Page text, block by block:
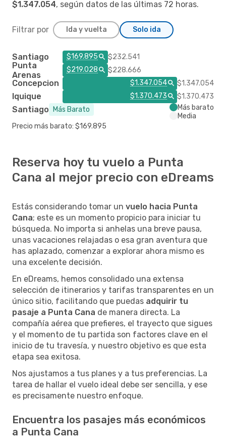
$1.347.054, según datos de las últimas 72 horas.
Filtrar por Ida y vuelta Solo ida
Santiago
Punta
Arenas
Concepcion
Iquique
$169.895
$232.541
$219.028
$228.666
$1.347.054
$1.347.054
$1.370.473
$1.370.473
Santiago
Más Barato
Precio más barato: $169.895
Más barato
Media
Reserva hoy tu vuelo a Punta
Cana al mejor precio con eDreams
Estás considerando tomar un vuelo hacia Punta
Cana; este es un momento propicio para iniciar tu
búsqueda. No importa si anhelas una breve pausa,
unas vacaciones relajadas o esa gran aventura que
has aplazado, comenzar a explorar ahora mismo es
una excelente decisión.
En eDreams, hemos consolidado una extensa
selección de itinerarios y tarifas transparentes en un
único sitio, facilitando que puedas adquirir tu
pasaje a Punta Cana de manera directa. La
compañía aérea que prefieres, el trayecto que sigues
y el momento de tu partida son factores clave en el
inicio de tu travesía, y nuestro objetivo es que esta
etapa sea exitosa.
Nos ajustamos a tus planes y a tus preferencias. La
tarea de hallar el vuelo ideal debe ser sencilla, y ese
es precisamente nuestro enfoque.
Encuentra los pasajes más económicos
a Punta Cana